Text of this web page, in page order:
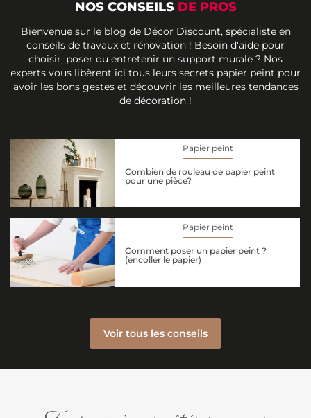
NOS CONSEILS DE PROS
Bienvenue sur le blog de Décor Discount, spécialiste en
conseils de travaux et rénovation ! Besoin d'aide pour
choisir, poser ou entretenir un support murale ? Nos
experts vous libèrent ici tous leurs secrets papier peint pour
avoir les bons gestes et découvrir les meilleures tendances
de décoration !
Papier peint
Combien de rouleau de papier peint
pour une pièce?
Papier peint
Comment poser un papier peint ?
(encoller le papier)
Voir tous les conseils